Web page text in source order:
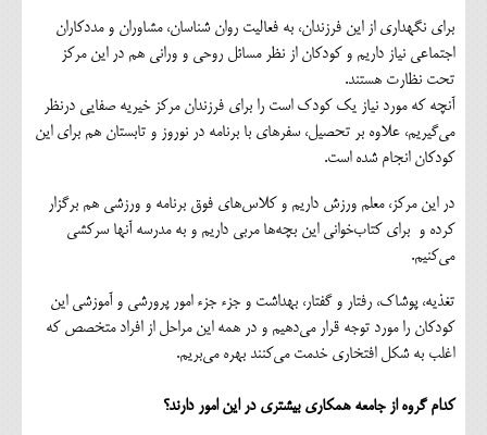
برای نگهداری از این فرزندان، به فعالیت روان شناسان، مشاوران و مددکاران
اجتماعی نیاز داریم و کودکان از نظر مسائل روحی و ورانی هم در این مرکز
تحت نظارت هستند.
آنچه که مورد نیاز یک کودک است را برای فرزندان مرکز خیریه صفایی درنظر
می‌گیریم، علاوه بر تحصیل، سفرهای با برنامه در نوروز و تابستان هم برای این
کودکان انجام شده است.
در این مرکز، معلم ورزش داریم و کلاس‌های فوق برنامه و ورزشی هم برگزار
کرده و برای کتاب‌خوانی این بچه‌ها مربی داریم و به مدرسه آنها سرکشی
می‌کنیم.
تغذیه، پوشاک، رفتار و گفتار، بهداشت و جزء جزء امور پرورشی و آموزشی این
کودکان را مورد توجه قرار می‌دهیم و در همه این مراحل از افراد متخصص که
اغلب به شکل افتخاری خدمت می‌کنند بهره می‌بریم.
کدام گروه از جامعه همکاری بیشتری در این امور دارند؟